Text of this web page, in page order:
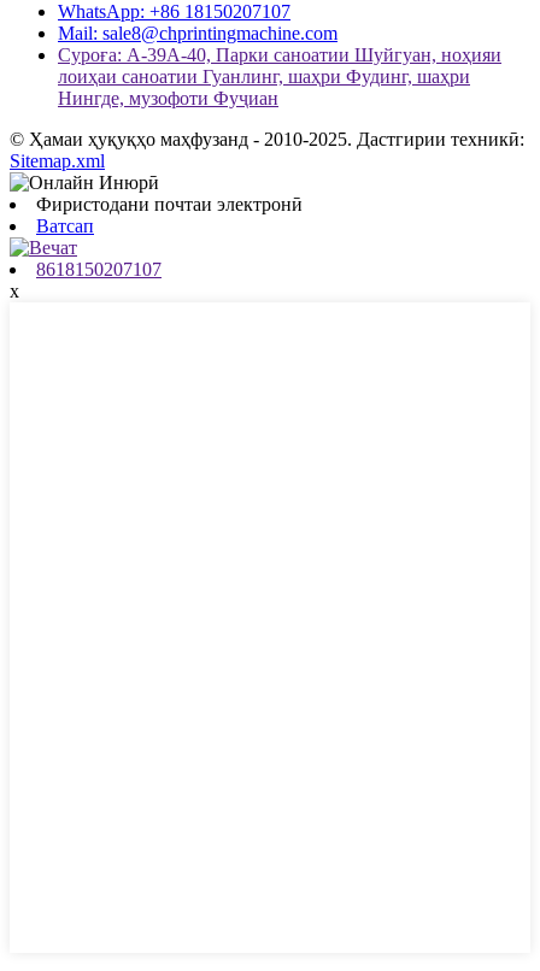
WhatsApp: +86 18150207107
Mail: sale8@chprintingmachine.com
Суроға: A-39A-40, Парки саноатии Шуйгуан, ноҳияи
лоиҳаи саноатии Гуанлинг, шаҳри Фудинг, шаҳри
Нингде, музофоти Фуҷиан
© Ҳамаи ҳуқуқҳо маҳфузанд - 2010-2025. Дастгирии техникӣ:
Sitemap.xml
Фиристодани почтаи электронӣ
Ватсап
8618150207107
x